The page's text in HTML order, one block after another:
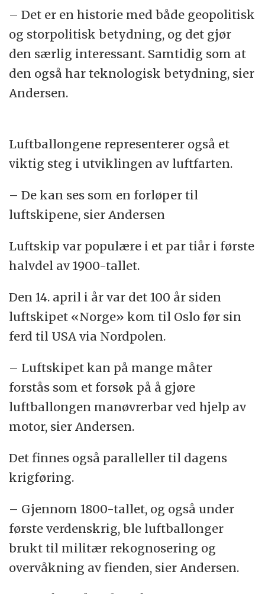
– Det er en historie med både geopolitisk
og storpolitisk betydning, og det gjør
den særlig interessant. Samtidig som at
den også har teknologisk betydning, sier
Andersen.
Luftballongene representerer også et
viktig steg i utviklingen av luftfarten.
– De kan ses som en forløper til
luftskipene, sier Andersen
Luftskip var populære i et par tiår i første
halvdel av 1900-tallet.
Den 14. april i år var det 100 år siden
luftskipet «Norge» kom til Oslo før sin
ferd til USA via Nordpolen.
– Luftskipet kan på mange måter
forstås som et forsøk på å gjøre
luftballongen manøvrerbar ved hjelp av
motor, sier Andersen.
Det finnes også paralleller til dagens
krigføring.
– Gjennom 1800-tallet, og også under
første verdenskrig, ble luftballonger
brukt til militær rekognosering og
overvåkning av fienden, sier Andersen.